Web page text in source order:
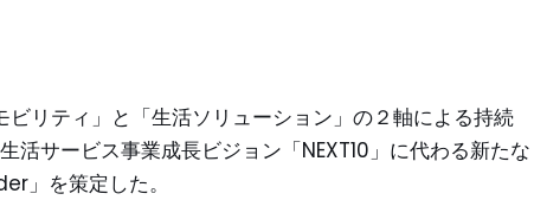
リティ」と「生活ソリューション」の２軸による持続
活サービス事業成長ビジョン「NEXT10」に代わる新たな
」を策定した。